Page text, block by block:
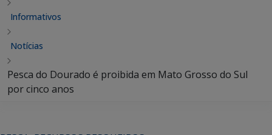
Informativos
Notícias
Pesca do Dourado é proibida em Mato Grosso do Sul
por cinco anos